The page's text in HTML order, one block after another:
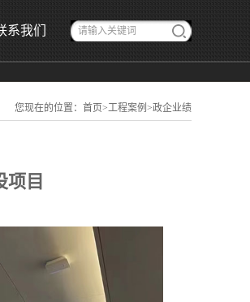
系我们
您现在的位置： 首页>工程案例 >政企业绩
项目